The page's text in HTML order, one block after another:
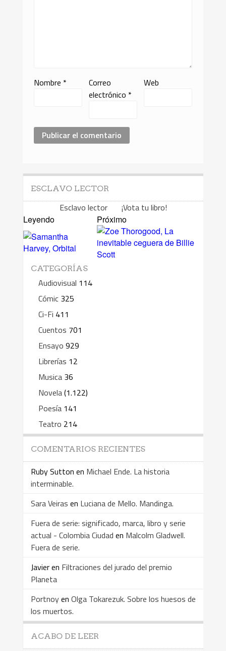
Nombre *
Correo
electrónico *
Web
ESCLAVO LECTOR
Esclavo lector ¡Vota tu libro!
Leyendo Próximo
CATEGORÍAS
Audiovisual 114
Cómic 325
Ci-Fi 411
Cuentos 701
Ensayo 929
Librerías 12
Musica 36
Novela(1.122)
Poesía 141
Teatro 214
COMENTARIOS RECIENTES
Ruby Sutton en Michael Ende. La historia
interminable.
Sara Veiras en Luciana de Mello. Mandinga.
Fuera de serie: significado, marca, libro y serie
actual - Colombia Ciudad en Malcolm Gladwell.
Fuera de serie.
Javieren Filtraciones del jurado del premio
Planeta
Portnoyen Olga Tokarezuk. Sobre los huesos de
los muertos.
ACABO DE LEER